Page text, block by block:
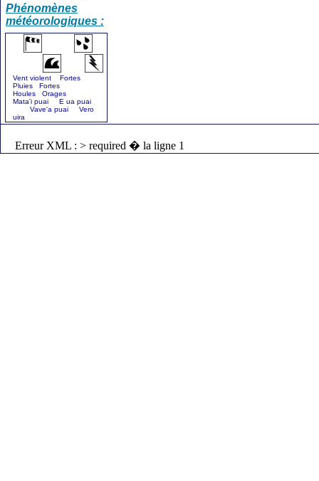
Phénomènes
météorologiques :
Vent violent Fortes
Pluies Fortes
Houles Orages
Mata'i puai E ua puai
Vave'a puai Vero
uira
Erreur XML : > required � la ligne 1